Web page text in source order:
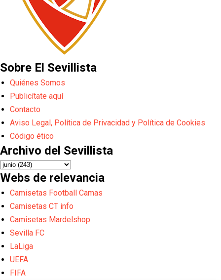
Sobre El Sevillista
Quiénes Somos
Publicítate aquí
Contacto
Aviso Legal, Política de Privacidad y Política de Cookies
Código ético
Archivo del Sevillista
Webs de relevancia
Camisetas Football Camas
Camisetas CT info
Camisetas Mardelshop
Sevilla FC
LaLiga
UEFA
FIFA